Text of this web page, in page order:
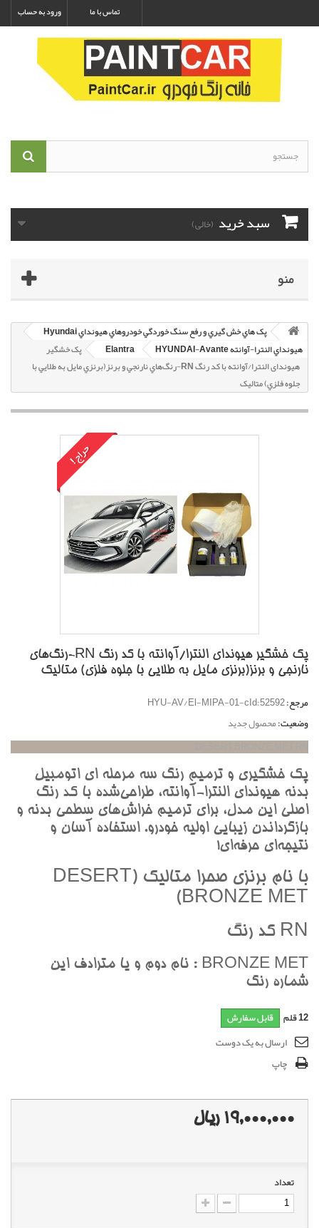
ورود به حساب تماس با ما
سبد خرید (خالی)
منو
پک هاي خش گيري و رفع سنگ خوردگي خودروهاي هيونداي Hyundai
هيونداي النترا-آوانته HYUNDAI-Avante
Elantra
پک خشگير
هیوندای النترا/آوانته با کد رنگ RN-رنگ‌هاي نارنجي و برنز(برنزي مايل به طلايي با
جلوه فلزي) متاليک
حراج!
پک خشگير هیوندای النترا/آوانته با کد رنگ RN-رنگ‌هاي
نارنجي و برنز(برنزي مايل به طلايي با جلوه فلزي) متاليک
مرجع:HYU-AV/El-MIPA-01-cId:52592
وضعیت:محصول جدید
DESERT BRONZE MET RN
پک خشگيري و ترميم رنگ سه مرحله اي اتومبيل
بدنه هيونداي النترا-آوانته، طراحي‌شده با کد رنگ
اصلي اين مدل، براي ترميم خراش‌هاي سطحي بدنه و
بازگرداندن زيبايي اوليه خودرو. استفاده آسان و
نتيجه‌اي حرفه‌اي!
با نام برنزي صحرا متاليک (DESERT
BRONZE MET)
RN کد رنگ
BRONZE MET : نام دوم و يا مترادف اين
شماره رنگ
12قلم قابل سفارش
ارسال به یک دوست
چاپ
19,000,000 ریال
تعداد